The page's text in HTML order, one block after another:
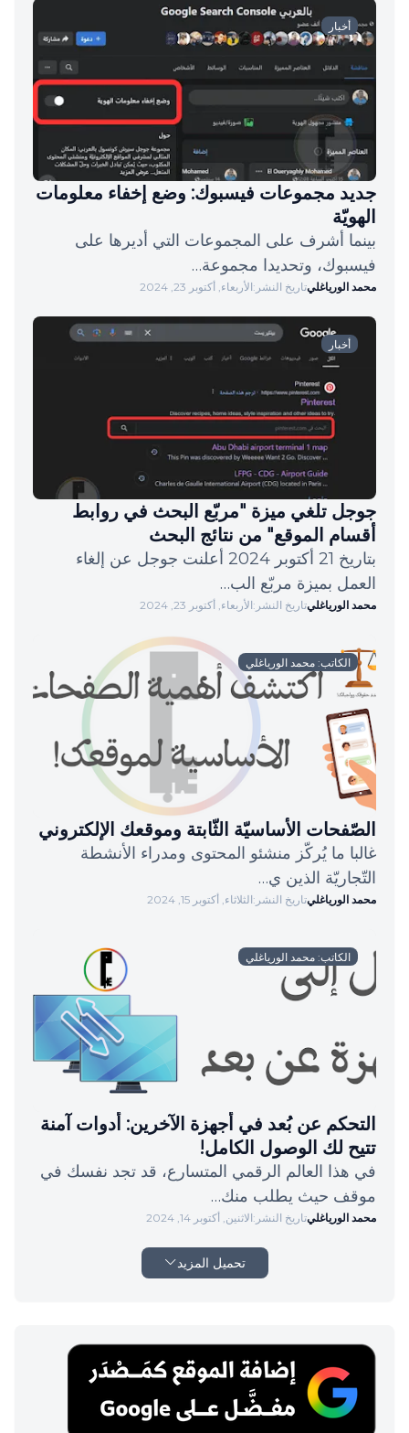
أخبار
جديد مجموعات فيسبوك: وضع إخفاء معلومات
الهويّة
بينما أشرف على المجموعات التي أديرها على
فيسبوك، وتحديدا مجموعة…
محمد الورياغليتاريخ النشر:الأربعاء, أكتوبر 23, 2024
أخبار
جوجل تلغي ميزة "مربّع البحث في روابط
أقسام الموقع" من نتائج البحث
بتاريخ 21 أكتوبر 2024 أعلنت جوجل عن إلغاء
العمل بميزة مربّع الب…
محمد الورياغليتاريخ النشر:الأربعاء, أكتوبر 23, 2024
الكاتب: محمد الورياغلي
الصّفحات الأساسيّة الثّابتة وموقعك الإلكتروني
غالبا ما يُركّز منشئو المحتوى ومدراء الأنشطة
التّجاريّة الذين ي…
محمد الورياغليتاريخ النشر:الثلاثاء, أكتوبر 15, 2024
الكاتب: محمد الورياغلي
التحكم عن بُعد في أجهزة الآخرين: أدوات آمنة
تتيح لك الوصول الكامل!
في هذا العالم الرقمي المتسارع، قد تجد نفسك في
موقف حيث يطلب منك…
محمد الورياغليتاريخ النشر:الاثنين, أكتوبر 14, 2024
تحميل المزيد